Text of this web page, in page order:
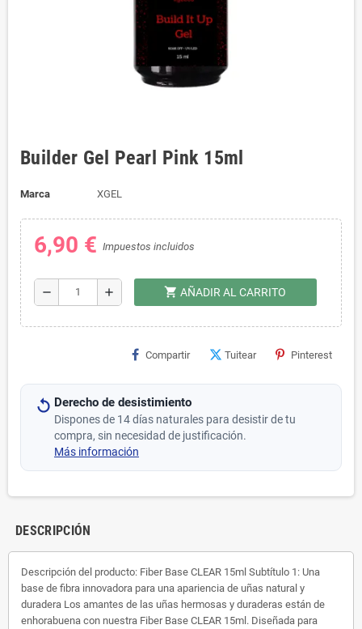
Builder Gel Pearl Pink 15ml
Marca XGEL
6,90 € Impuestos incluidos
remove add shopping_cart AÑADIR AL CARRITO
Compartir Tuitear Pinterest
Derecho de desistimiento
Dispones de 14 días naturales para desistir de tu
compra, sin necesidad de justificación.
Más información
DESCRIPCIÓN
Descripción del producto: Fiber Base CLEAR 15ml Subtítulo 1: Una
base de fibra innovadora para una apariencia de uñas natural y
duradera Los amantes de las uñas hermosas y duraderas están de
enhorabuena con nuestra Fiber Base CLEAR 15ml. Diseñada para